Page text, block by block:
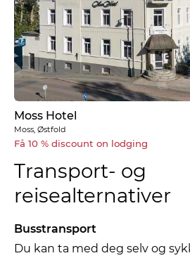
Moss Hotel
Moss, Østfold
Få 10 % discount on lodging
Transport- og
reisealternativer
Busstransport
Du kan ta med deg selv og